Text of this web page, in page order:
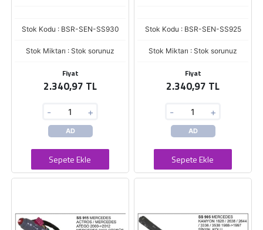
Stok Kodu : BSR-SEN-SS930
Stok Miktarı : Stok sorunuz
Fiyat
2.340,97 TL
- +
AD
Sepete Ekle
Stok Kodu : BSR-SEN-SS925
Stok Miktarı : Stok sorunuz
Fiyat
2.340,97 TL
- +
AD
Sepete Ekle